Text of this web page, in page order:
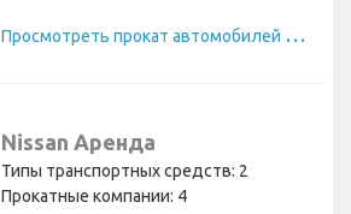
П
росмотреть прокат автомобилей Toyota
Nissan Аренда
Типы транспортных средств: 2
Прокатные компании: 4